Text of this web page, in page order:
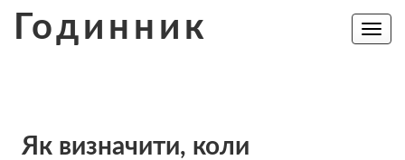
Годинник
Toggle
Як визначити, коли